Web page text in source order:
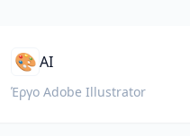
🎨AI
Έργο Adobe Illustrator